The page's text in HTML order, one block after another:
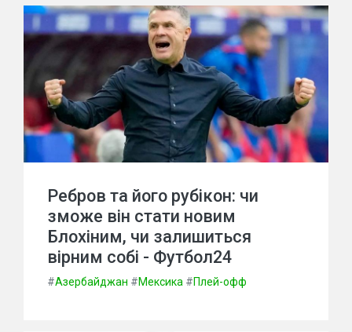
Ребров та його рубікон: чи
зможе він стати новим
Блохіним, чи залишиться
вірним собі - Футбол24
#Азербайджан #Мексика #Плей-офф